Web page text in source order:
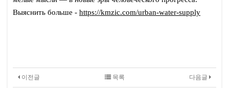
Выяснить больше - https://kmzic.com/urban-water-supply
이전글 다음글
목록